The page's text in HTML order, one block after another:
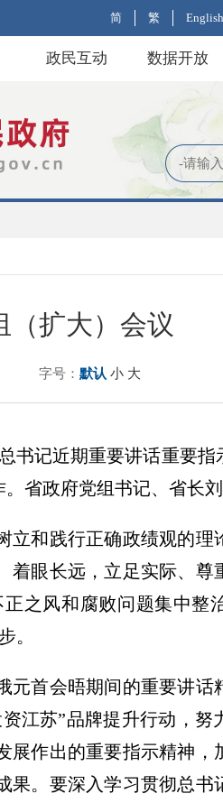
简 繁 English
政民互动 数据开放
（扩大）会议
字号： 默认 小 大
书记近期重要讲话重要
省政府党组书记、省长刘
和践行正确政绩观的理
眼长远，立足实际、尊
之风和腐败问题集中整
。
首会晤期间的重要讲话
江苏”品牌提升行动，努
作出的重要指示精神，
。要深入学习贯彻总书